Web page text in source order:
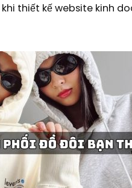
thiết kế website kinh